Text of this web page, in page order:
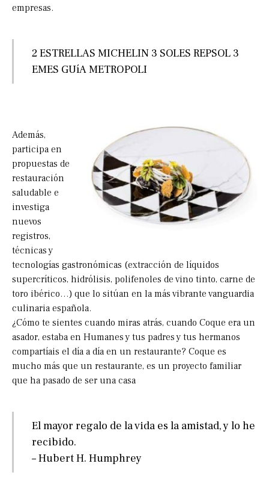
empresas.
2 ESTRELLAS MICHELIN 3 SOLES REPSOL 3
EMES GUíA METROPOLI
Además,
participa en
propuestas de
restauración
saludable e
investiga
nuevos
registros,
técnicas y
tecnologías gastronómicas (extracción de líquidos
supercríticos, hidrólisis, polifenoles de vino tinto, carne de
toro ibérico…) que lo sitúan en la más vibrante vanguardia
culinaria española.
¿Cómo te sientes cuando miras atrás, cuando Coque era un
asador, estaba en Humanes y tus padres y tus hermanos
compartíais el día a día en un restaurante? Coque es
mucho más que un restaurante, es un proyecto familiar
que ha pasado de ser una casa
El mayor regalo de la vida es la amistad, y lo he
recibido.
– Hubert H. Humphrey